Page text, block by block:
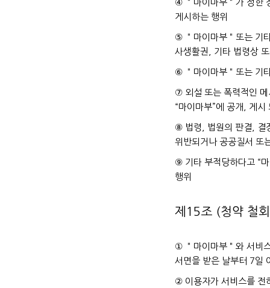
④ ＂마이마부＂가 정한
게시하는 행위
⑤ ＂마이마부＂또는 기
사생활권, 기타 법령상
⑥ ＂마이마부＂또는 기
⑦ 외설 또는 폭력적인
“마이마부”에 공개, 게시
⑧ 법령, 법원의 판결, 결
위반되거나 공공질서 또
⑨ 기타 부적당하다고 “
행위
제15조 (청약 철
① ＂마이마부＂와 서비
서면을 받은 날부터 7일
② 이용자가 서비스를 전